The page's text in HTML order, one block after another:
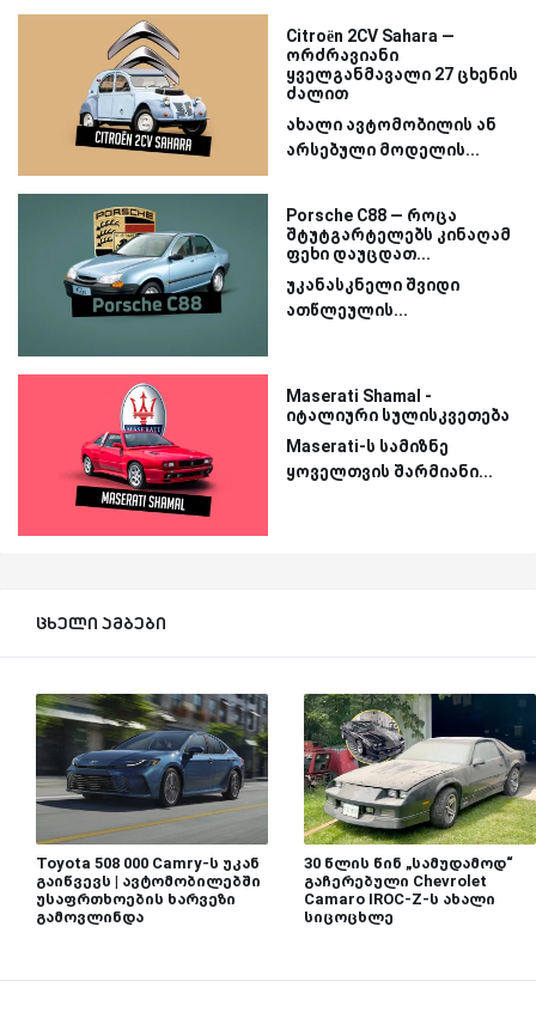
Citroën 2CV Sahara —
ორძრავიანი
ყველგანმავალი 27 ცხენის
ძალით
ახალი ავტომობილის ან
არსებული მოდელის...
Porsche C88 — როცა
შტუტგარტელებს კინაღამ
ფეხი დაუცდათ...
უკანასკნელი შვიდი
ათწლეულის...
Maserati Shamal -
იტალიური სულისკვეთება
Maserati-ს სამიზნე
ყოველთვის შარმიანი...
ცხელი ამბები
Toyota 508 000 Camry-ს უკან
გაიწვევს | ავტომობილებში
უსაფრთხოების ხარვეზი
გამოვლინდა
30 წლის წინ „სამუდამოდ“
გაჩერებული Chevrolet
Camaro IROC-Z-ს ახალი
სიცოცხლე